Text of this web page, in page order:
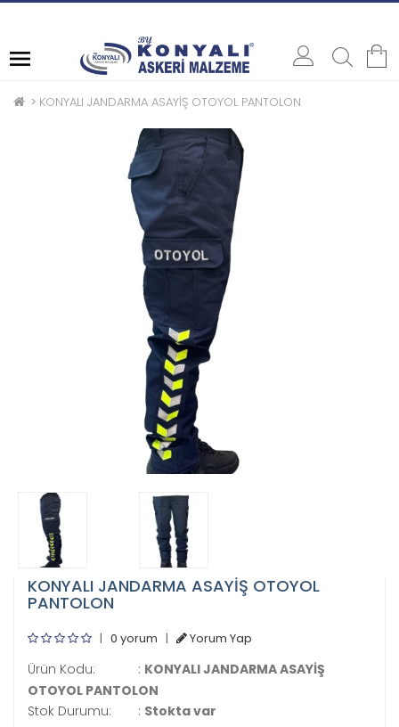
KONYALI JANDARMA ASAYİŞ OTOYOL PANTOLON
KONYALI JANDARMA ASAYİŞ OTOYOL
PANTOLON
| 0 yorum | Yorum Yap
Ürün Kodu: : KONYALI JANDARMA ASAYİŞ
OTOYOL PANTOLON
Stok Durumu:
: Stokta var